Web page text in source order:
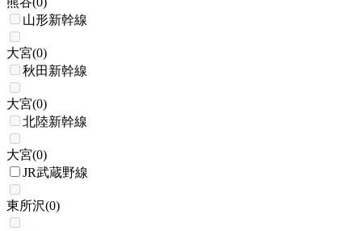
山形新幹線
大宮(0)
秋田新幹線
大宮(0)
北陸新幹線
大宮(0)
JR武蔵野線
東所沢(0)